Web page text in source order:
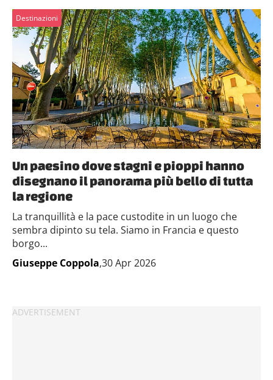
Destinazioni
Un paesino dove stagni e pioppi hanno
disegnano il panorama più bello di tutta
la regione
La tranquillità e la pace custodite in un luogo che
sembra dipinto su tela. Siamo in Francia e questo
borgo...
Giuseppe Coppola,30 Apr 2026